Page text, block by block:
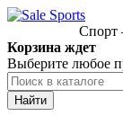
Спорт
Корзина ждет
Выберите любое
Найти